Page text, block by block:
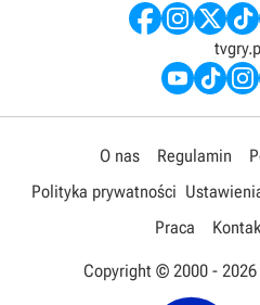
O nas Regulamin
Polityka prywatności
Praca
Copyright © 2000 - 2026